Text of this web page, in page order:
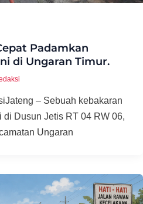
Padamkan
di Ungaran Timur.
– Sebuah kebakaran
Dusun Jetis RT 04 RW 06,
Ungaran